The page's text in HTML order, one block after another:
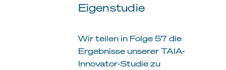
Eigenstudie
Wir teilen in Folge 57 die
Ergebnisse unserer TAIA-
Innovator-Studie zu